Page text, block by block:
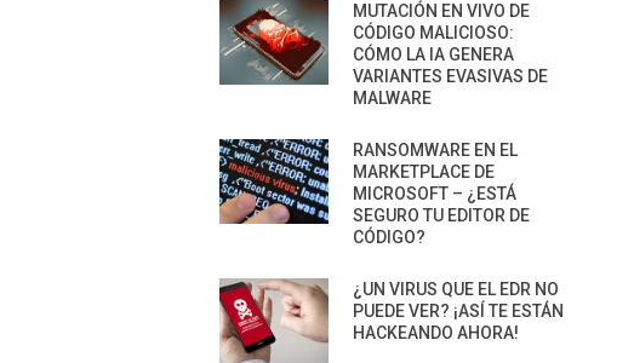
MUTACIÓN EN VIVO DE
CÓDIGO MALICIOSO:
CÓMO LA IA GENERA
VARIANTES EVASIVAS DE
MALWARE
RANSOMWARE EN EL
MARKETPLACE DE
MICROSOFT – ¿ESTÁ
SEGURO TU EDITOR DE
CÓDIGO?
¿UN VIRUS QUE EL EDR NO
PUEDE VER? ¡ASÍ TE ESTÁN
HACKEANDO AHORA!